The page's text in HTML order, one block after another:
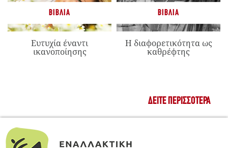
ΒΙΒΛΊΑ
Ευτυχία έναντι
ικανοποίησης
ΒΙΒΛΊΑ
Η διαφορετικότητα ως
καθρέφτης
ΔΕΊΤΕ ΠΕΡΙΣΣΌΤΕΡΑ